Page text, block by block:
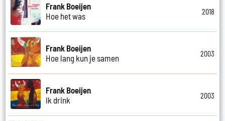
Frank Boeijen
Hoe het was
2018
Frank Boeijen
Hoe lang kun je samen
2003
Frank Boeijen
Ik drink
2003